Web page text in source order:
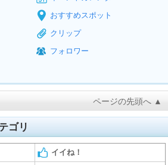
おすすめスポット
クリップ
フォロワー
ページの先頭へ ▲
ゴリ
イイね！